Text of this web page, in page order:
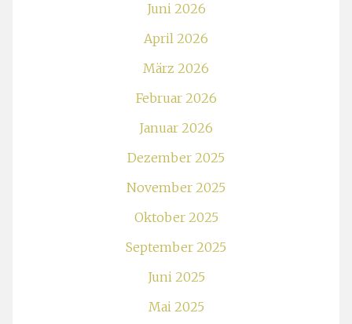
Juni 2026
April 2026
März 2026
Februar 2026
Januar 2026
Dezember 2025
November 2025
Oktober 2025
September 2025
Juni 2025
Mai 2025